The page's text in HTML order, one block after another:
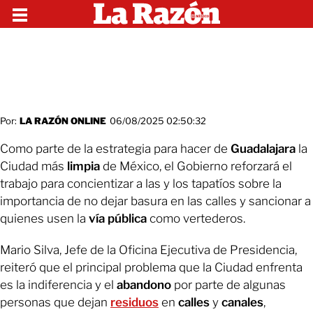
Por: LA RAZÓN ONLINE 06/08/2025 02:50:32
Como parte de la estrategia para hacer de Guadalajara la
Ciudad más limpia de México, el Gobierno reforzará el
trabajo para concientizar a las y los tapatíos sobre la
importancia de no dejar basura en las calles y sancionar a
quienes usen la vía pública como vertederos.
Mario Silva, Jefe de la Oficina Ejecutiva de Presidencia,
reiteró que el principal problema que la Ciudad enfrenta
es la indiferencia y el abandono por parte de algunas
personas que dejan residuos en calles y canales,